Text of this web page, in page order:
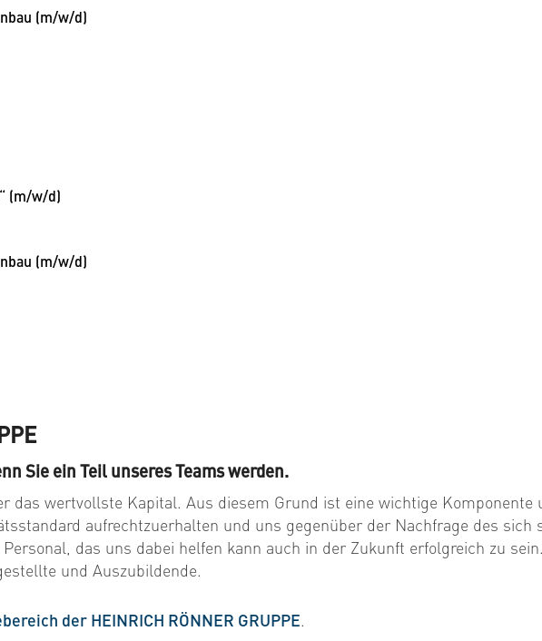
(m/w/d)
(m/w/d)
(m/w/d)
Sie ein Teil unseres Teams werden.
das wertvollste Kapital. Aus diesem Grund ist eine wichtige Komponente
aufrechtzuerhalten und uns gegenüber der Nachfrage des
das uns dabei helfen kann auch in der Zukunft erfolgreich zu
und Auszubildende.
der HEINRICH RÖNNER GRUPPE.